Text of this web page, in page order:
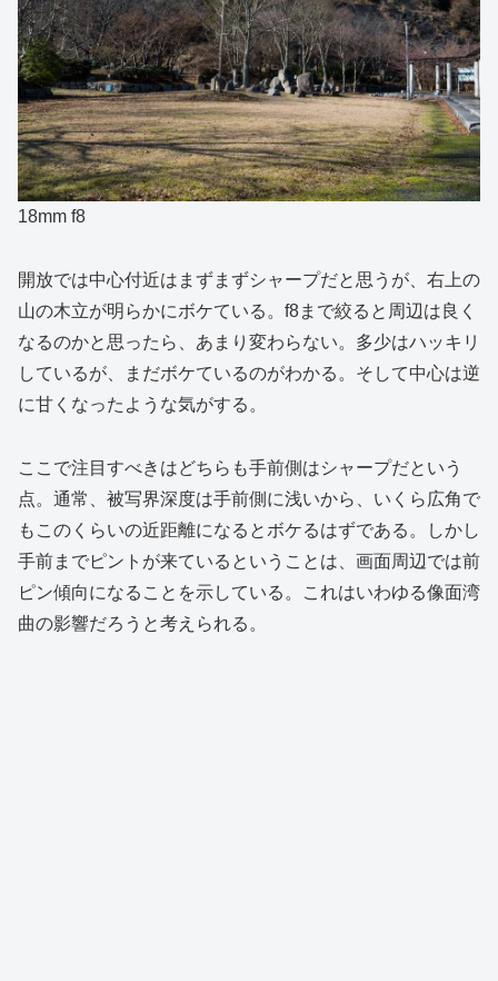
18mm f8
開放では中心付近はまずまずシャープだと思うが、右上の
山の木立が明らかにボケている。f8まで絞ると周辺は良く
なるのかと思ったら、あまり変わらない。多少はハッキリ
しているが、まだボケているのがわかる。そして中心は逆
に甘くなったような気がする。
ここで注目すべきはどちらも手前側はシャープだという
点。通常、被写界深度は手前側に浅いから、いくら広角で
もこのくらいの近距離になるとボケるはずである。しかし
手前までピントが来ているということは、画面周辺では前
ピン傾向になることを示している。これはいわゆる像面湾
曲の影響だろうと考えられる。